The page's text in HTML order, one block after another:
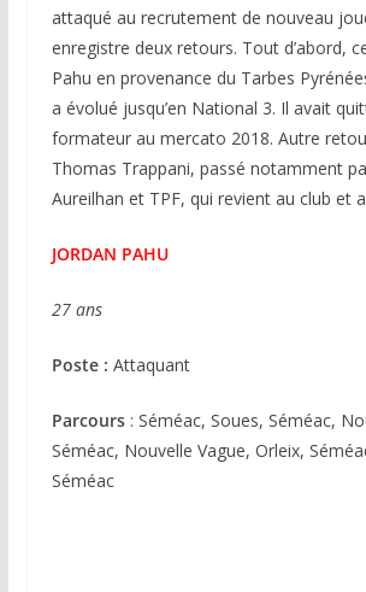
attaqué au recrutement de nouveau
enregistre deux retours. Tout d’abord,
Pahu en provenance du Tarbes
a évolué jusqu’en National 3. Il avait
formateur au mercato 2018. Autre
Thomas Trappani, passé notamment
Aureilhan et TPF, qui revient au club et
JORDAN PAHU
27 ans
Poste : Attaquant
Parcours: Séméac, Soues, Séméac,
Séméac, Nouvelle Vague, Orleix,
Séméac